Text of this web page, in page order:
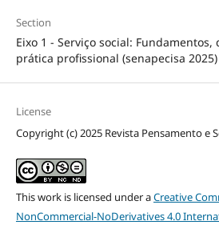
Section
Eixo 1 - Serviço social: Fundamentos,
prática profissional (senapecisa 2025)
License
Copyright (c) 2025 Revista Pensamento e
This work is licensed under aCreative
NonCommercial-NoDerivatives 4.0